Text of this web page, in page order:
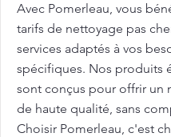
Avec Pomerleau, vous
tarifs de nettoyage pas
services adaptés à vos
spécifiques. Nos produits
sont conçus pour offrir un
de haute qualité, sans
Choisir Pomerleau, c'est